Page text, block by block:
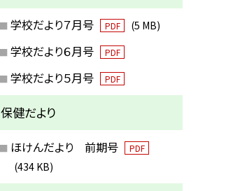
学校だより７月号 PDF (5 MB)
学校だより６月号 PDF
学校だより５月号 PDF
保健だより
ほけんだより 前期号 PDF
(434 KB)